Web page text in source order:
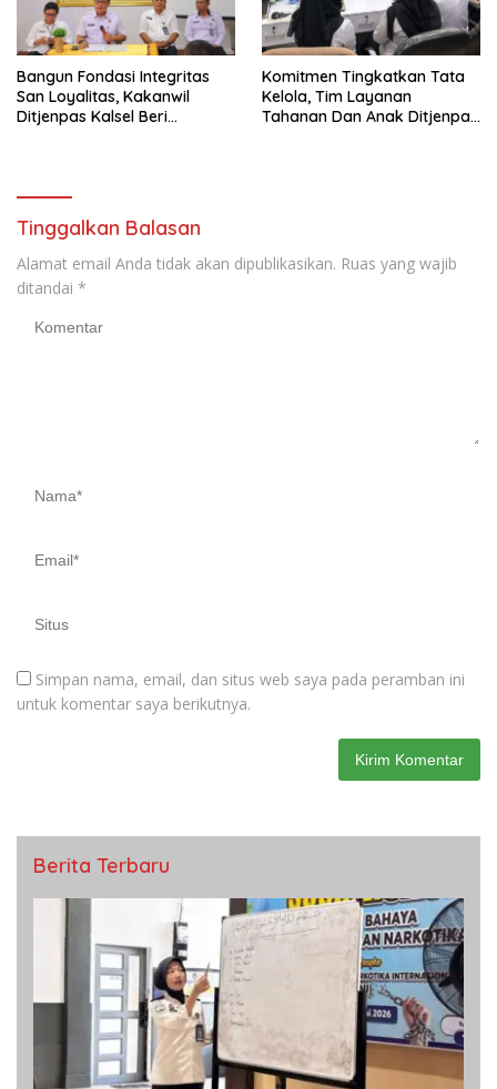
Bangun Fondasi Integritas
San Loyalitas, Kakanwil
Ditjenpas Kalsel Beri
Komitmen Tingkatkan Tata
Kelola, Tim Layanan
Tahanan Dan Anak Ditjenpas
Tinggalkan Balasan
Alamat email Anda tidak akan dipublikasikan. Ruas yang wajib
ditandai *
Simpan nama, email, dan situs web saya pada peramban ini
untuk komentar saya berikutnya.
Berita Terbaru